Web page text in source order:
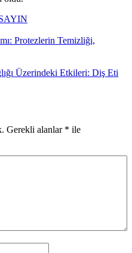
Protezlerin Temizliği,
Üzerindeki Etkileri: Diş Eti
Gerekli alanlar * ile